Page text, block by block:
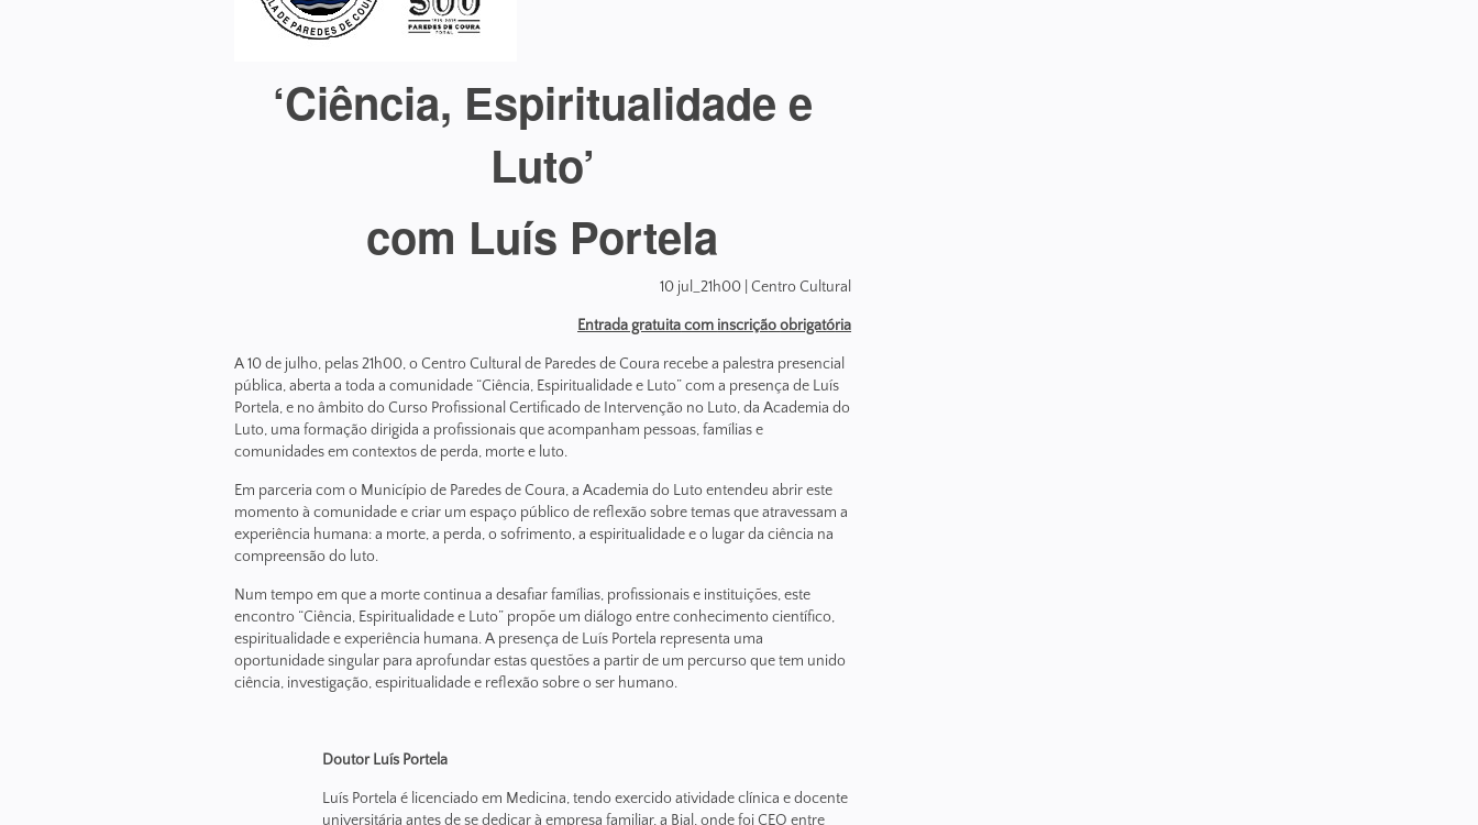
‘Ciência, Espiritualidade e
Luto’
com Luís Portela
10 jul_21h00 | Centro Cultural
Entrada gratuitacom inscriçãoobrigatória
A 10 de julho, pelas 21h00, o Centro Cultural de Paredes de Coura recebe a palestra presencial
pública, aberta a toda a comunidade “Ciência, Espiritualidade e Luto” com a presença de Luís
Portela, e no âmbito do Curso Profissional Certificado de Intervenção no Luto, da Academia do
Luto, uma formação dirigida a profissionais que acompanham pessoas, famílias e
comunidades em contextos de perda, morte e luto.
Em parceria com o Município de Paredes de Coura, a Academia do Luto entendeu abrir este
momento à comunidade e criar um espaço público de reflexão sobre temas que atravessam a
experiência humana: a morte, a perda, o sofrimento, a espiritualidade e o lugar da ciência na
compreensão do luto.
Num tempo em que a morte continua a desafiar famílias, profissionais e instituições, este
encontro “Ciência, Espiritualidade e Luto” propõe um diálogo entre conhecimento científico,
espiritualidade e experiência humana. A presença de Luís Portela representa uma
oportunidade singular para aprofundar estas questões a partir de um percurso que tem unido
ciência, investigação, espiritualidade e reflexão sobre o ser humano.
Doutor Luís Portela
Luís Portela é licenciado em Medicina, tendo exercido atividade clínica e docente
universitária antes de se dedicar à empresa familiar, a Bial, onde foi CEO entre